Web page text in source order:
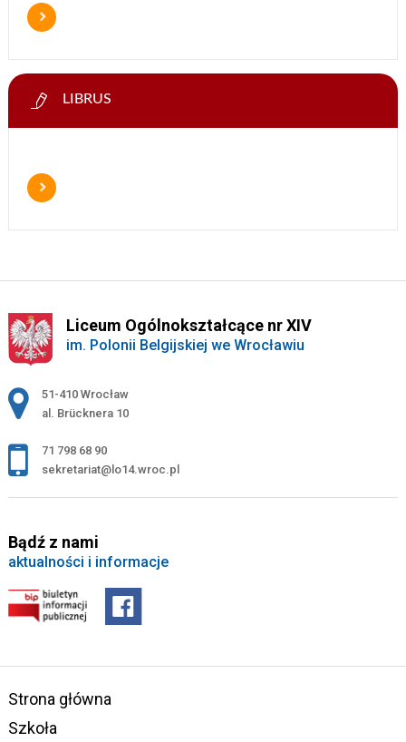
LIBRUS
Liceum Ogólnokształcące nr XIV
im. Polonii Belgijskiej we Wrocławiu
Adres pocztowy:
51-410 Wrocław
al. Brücknera 10
71 798 68 90
sekretariat@lo14.wroc.pl
Bądź z nami
aktualności i informacje
Strona główna
Szkoła